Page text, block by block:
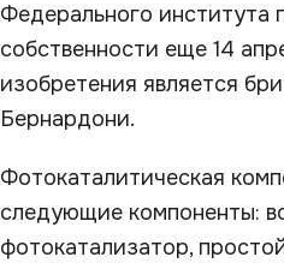
Федерального института
собственности еще 14
изобретения является
Бернардони.
Фотокаталитическая
следующие компоненты:
фотокатализатор,